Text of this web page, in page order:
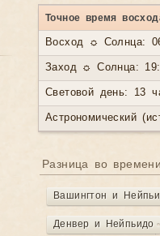
Точное время
Восход ☼ Солнца:
Заход ☼ Солнца:
Световой день: 13
Астрономический
Разница во
Вашингтон и
Денвер и Нейпьидо